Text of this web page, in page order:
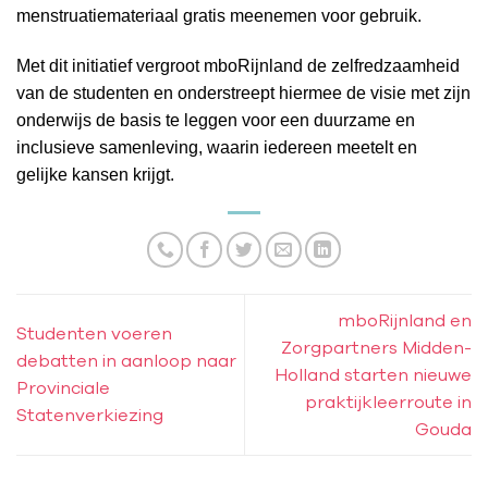
menstruatiemateriaal gratis meenemen voor gebruik.
Met dit initiatief vergroot mboRijnland de zelfredzaamheid
van de studenten en onderstreept hiermee de visie met zijn
onderwijs de basis te leggen voor een duurzame en
inclusieve samenleving, waarin iedereen meetelt en
gelijke kansen krijgt.
Studenten voeren
debatten in aanloop naar
Provinciale
Statenverkiezing
mboRijnland en
Zorgpartners Midden-
Holland starten nieuwe
praktijkleerroute in
Gouda